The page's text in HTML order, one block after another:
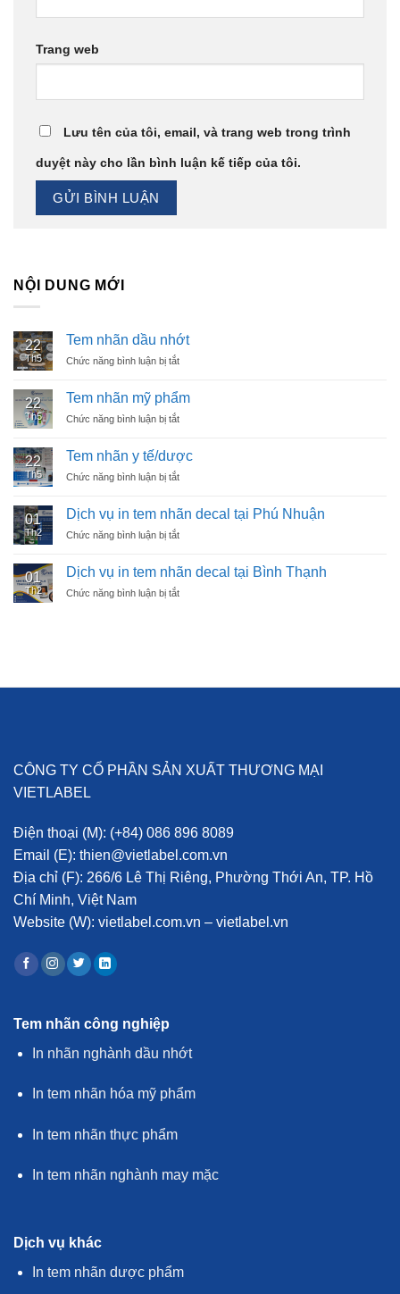
Trang web
Lưu tên của tôi, email, và trang web trong trình
duyệt này cho lần bình luận kế tiếp của tôi.
NỘI DUNG MỚI
22
Th5
Tem nhãn dầu nhớt
Chức năng bình luận bị tắt
dầu
22
Th5
Tem nhãn mỹ phẩm
Chức năng bình luận bị tắt
mỹ
22
Th5
Tem nhãn y tế/dược
Chức năng bình luận bị tắt
nhãn
y
01
Th2
Dịch vụ in tem nhãn decal tại Phú Nhuận
Chức năng bình luận bị tắt
vụ
in
01
Th2
Dịch vụ in tem nhãn decal tại Bình Thạnh
Chức năng bình luận bị tắt
CÔNG TY CỔ PHẦN SẢN XUẤT THƯƠNG MẠI
VIETLABEL
Điện thoại (M): (+84) 086 896 8089
Email (E): thien@vietlabel.com.vn
Địa chỉ (F): 266/6 Lê Thị Riêng, Phường Thới An, TP. Hồ
Chí Minh, Việt Nam
Website (W): vietlabel.com.vn – vietlabel.vn
Tem nhãn công nghiệp
In nhãn nghành dầu nhớt
In tem nhãn hóa mỹ phẩm
In tem nhãn thực phẩm
In tem nhãn nghành may mặc
Dịch vụ khác
In tem nhãn dược phẩm